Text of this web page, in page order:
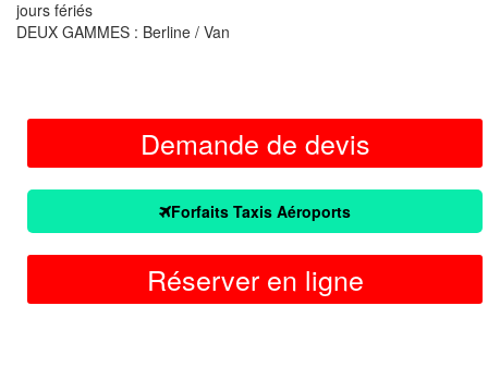
jours fériés
DEUX GAMMES : Berline / Van
Demande de devis
Forfaits Taxis Aéroports
Réserver en ligne